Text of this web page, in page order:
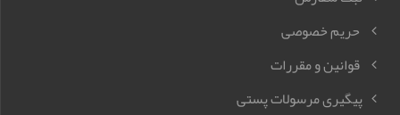
حریم خصوصی
قوانین و مقررات
پیگیری مرسولات پستی